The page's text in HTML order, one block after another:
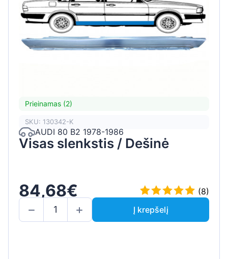
Prieinamas (2)
SKU: 130342-K
AUDI 80 B2 1978-1986
Visas slenkstis / Dešinė
84,68€
(8)
Į krepšelį